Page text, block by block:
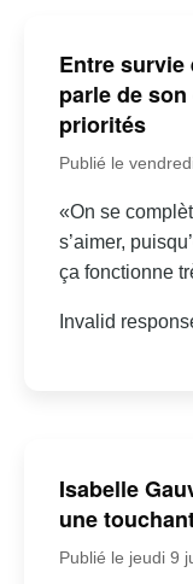
Entre survie
parle de
priorités
Publié le
«On se
s’aimer,
ça fonctionne
Invalid
Isabelle
une
Publié le jeudi 9